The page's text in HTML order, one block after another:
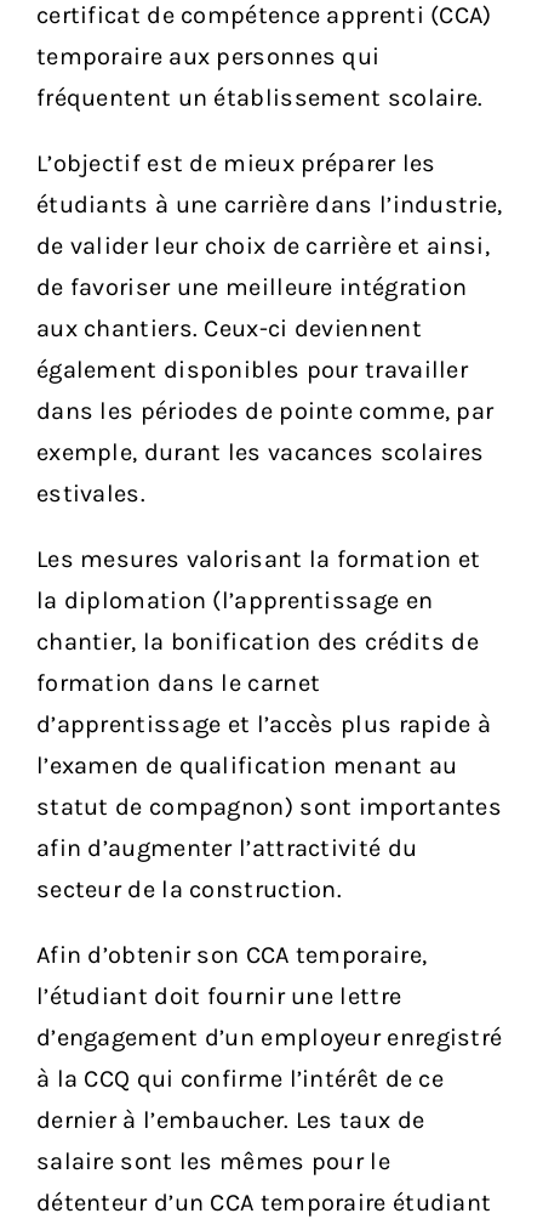
certificat de compétence apprenti (CCA)
temporaire aux personnes qui
fréquentent un établissement scolaire.
L’objectif est de mieux préparer les
étudiants à une carrière dans l’industrie,
de valider leur choix de carrière et ainsi,
de favoriser une meilleure intégration
aux chantiers. Ceux-ci deviennent
également disponibles pour travailler
dans les périodes de pointe comme, par
exemple, durant les vacances scolaires
estivales.
Les mesures valorisant la formation et
la diplomation (l’apprentissage en
chantier, la bonification des crédits de
formation dans le carnet
d’apprentissage et l’accès plus rapide à
l’examen de qualification menant au
statut de compagnon) sont importantes
afin d’augmenter l’attractivité du
secteur de la construction.
Afin d’obtenir son CCA temporaire,
l’étudiant doit fournir une lettre
d’engagement d’un employeur enregistré
à la CCQ qui confirme l’intérêt de ce
dernier à l’embaucher. Les taux de
salaire sont les mêmes pour le
détenteur d’un CCA temporaire étudiant